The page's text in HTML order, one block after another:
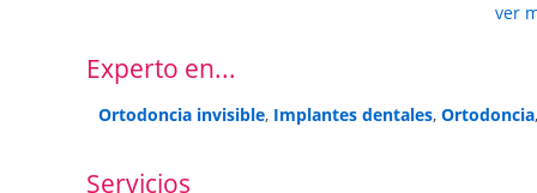
ver
Experto en...
Ortodoncia invisible, Implantes dentales, Ortodoncia
Servicios